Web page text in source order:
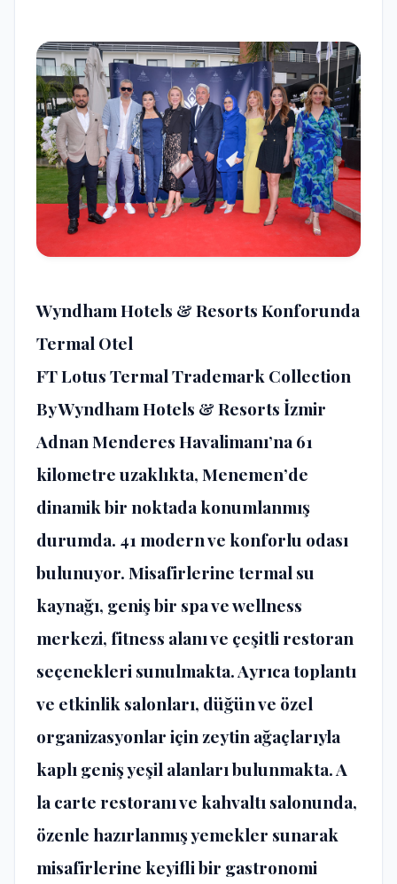
Wyndham Hotels & Resorts Konforunda
Termal Otel
FT Lotus Termal Trademark Collection
By Wyndham Hotels & Resorts İzmir
Adnan Menderes Havalimanı’na 61
kilometre uzaklıkta, Menemen’de
dinamik bir noktada konumlanmış
durumda. 41 modern ve konforlu odası
bulunuyor. Misafirlerine termal su
kaynağı, geniş bir spa ve wellness
merkezi, fitness alanı ve çeşitli restoran
seçenekleri sunulmakta. Ayrıca toplantı
ve etkinlik salonları, düğün ve özel
organizasyonlar için zeytin ağaçlarıyla
kaplı geniş yeşil alanları bulunmakta. A
la carte restoranı ve kahvaltı salonunda,
özenle hazırlanmış yemekler sunarak
misafirlerine keyifli bir gastronomi